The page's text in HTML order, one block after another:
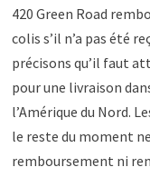
420 Green Road
colis s’il n’a pas été
précisons qu’il faut
pour une livraison
l’Amérique du Nord.
le reste du moment
remboursement ni